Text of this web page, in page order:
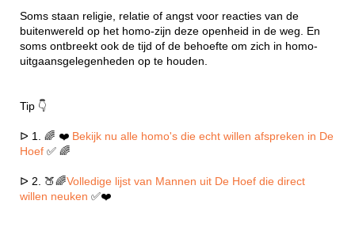
Soms staan religie, relatie of angst voor reacties van de
buitenwereld op het homo-zijn deze openheid in de weg. En
soms ontbreekt ook de tijd of de behoefte om zich in homo-
uitgaansgelegenheden op te houden.
Tip 👇
ᐅ 1. 🌈 ❤️ Bekijk nu alle homo's die echt willen afspreken in De
Hoef ✅ 🌈
ᐅ 2. 🍑🌈Volledige lijst van Mannen uit De Hoef die direct
willen neuken ✅❤️